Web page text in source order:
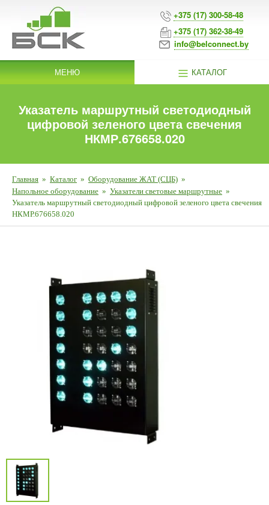
+375 (17) 300-58-48
+375 (17) 362-38-49
info@belconnect.by
МЕНЮ КАТАЛОГ
Указатель маршрутный светодиодный
цифровой зеленого цвета свечения
НКМР.676658.020
Главная » Каталог » Оборудование ЖАТ (СЦБ) »
Напольное оборудование » Указатели световые маршрутные »
Указатель маршрутный светодиодный цифровой зеленого цвета свечения
НКМР.676658.020